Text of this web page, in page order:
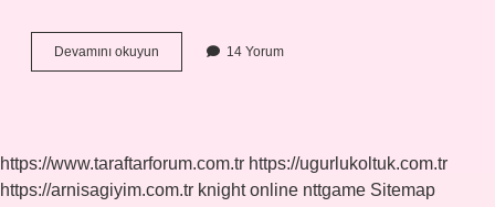
Devamını okuyun
Çıta
14 Yorum
https://www.taraftarforum.com.tr https://ugurlukoltuk.com.tr
https://arnisagiyim.com.tr knight online nttgame Sitemap